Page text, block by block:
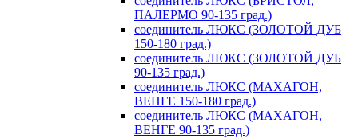
ПАЛЕРМО 90-135 град.)
соединитель ЛЮКС (ЗОЛОТОЙ ДУБ
150-180 град.)
соединитель ЛЮКС (ЗОЛОТОЙ ДУБ
90-135 град.)
соединитель ЛЮКС (МАХАГОН,
ВЕНГЕ 150-180 град.)
соединитель ЛЮКС (МАХАГОН,
ВЕНГЕ 90-135 град.)